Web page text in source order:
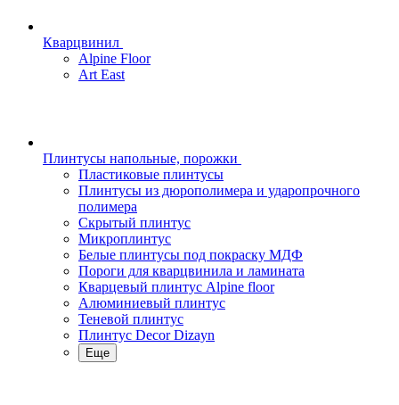
Кварцвинил
Alpine Floor
Art East
Плинтусы напольные, порожки
Пластиковые плинтусы
Плинтусы из дюрополимера и ударопрочного
полимера
Скрытый плинтус
Микроплинтус
Белые плинтусы под покраску МДФ
Пороги для кварцвинила и ламината
Кварцевый плинтус Alpine floor
Алюминиевый плинтус
Теневой плинтус
Плинтус Decor Dizayn
Еще